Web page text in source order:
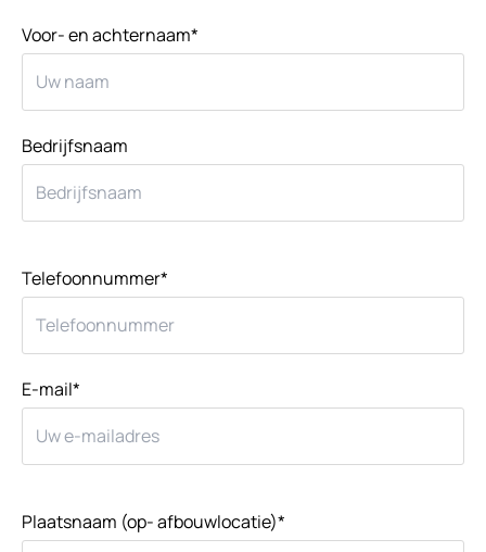
Voor- en achternaam*
Bedrijfsnaam
Telefoonnummer*
E-mail*
Plaatsnaam (op- afbouwlocatie)*